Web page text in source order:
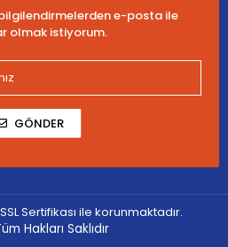
e-posta ile
olmak istiyorum.
GÖNDER
Sertifikası ile korunmaktadır.
Hakları Saklıdır